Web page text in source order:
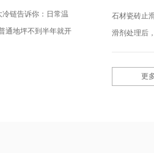
链告诉你：日常温
通地坪不到半年就开
石材瓷砖止
滑剂处理后
更